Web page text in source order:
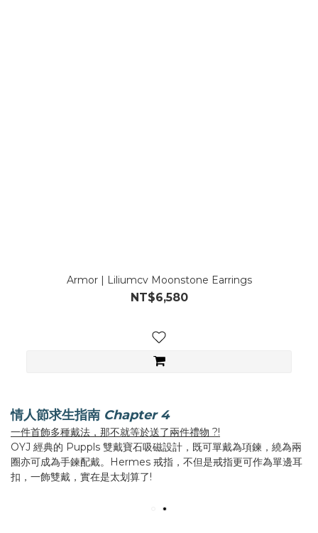
Armor | Liliumcv Moonstone Earrings
NT$6,580
情人節求生指南 Chapter 4
一件首飾多種戴法，那不就等於送了兩件禮物 ?!
OYJ 經典的 Puppls 雙戴寶石吸磁設計，既可單戴為項鍊，繞為兩
圈亦可成為手鍊配戴。Hermes 戒指，不但是戒指更可作為單邊耳
扣，一飾雙戴，實在是太划算了!